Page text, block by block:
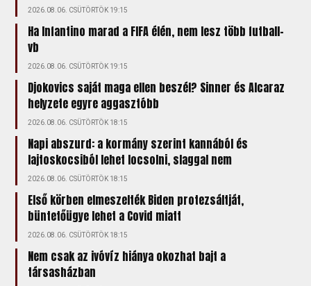
2026.08.06. CSÜTÖRTÖK 19:15
Ha Infantino marad a FIFA élén, nem lesz több futball-
vb
2026.08.06. CSÜTÖRTÖK 19:15
Djokovics saját maga ellen beszél? Sinner és Alcaraz
helyzete egyre aggasztóbb
2026.08.06. CSÜTÖRTÖK 18:15
Napi abszurd: a kormány szerint kannából és
lajtoskocsiból lehet locsolni, slaggal nem
2026.08.06. CSÜTÖRTÖK 18:15
Első körben elmeszelték Biden protezsáltját,
büntetőügye lehet a Covid miatt
2026.08.06. CSÜTÖRTÖK 18:15
Nem csak az ivóvíz hiánya okozhat bajt a
társasházban